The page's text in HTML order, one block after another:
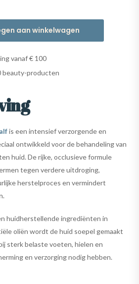
aan winkelwagen
vanaf € 100
beauty-producten
is een intensief verzorgende en
ontwikkeld voor de behandeling van
huid. De rijke, occlusieve formule
tegen verdere uitdroging,
herstelproces en vermindert
huidherstellende ingrediënten in
oliën wordt de huid soepel gemaakt
sterk belaste voeten, hielen en
en verzorging nodig hebben.